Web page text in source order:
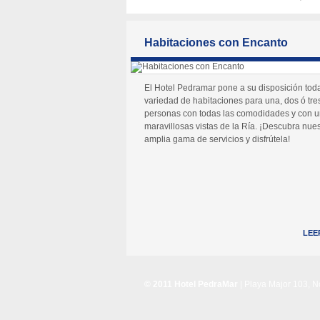
Habitaciones con Encanto
El Hotel Pedramar pone a su disposición
variedad de habitaciones para una, dos ó
personas con todas las comodidades y con
maravillosas vistas de la Ría. ¡Descubra
amplia gama de servicios y disfrútela!